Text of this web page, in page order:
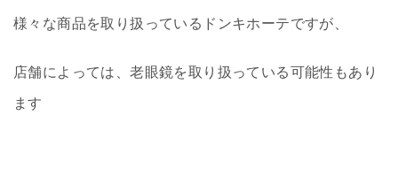
様々な商品を取り扱っているドンキホーテですが、
店舗によっては、老眼鏡を取り扱っている可能性もあり
ます